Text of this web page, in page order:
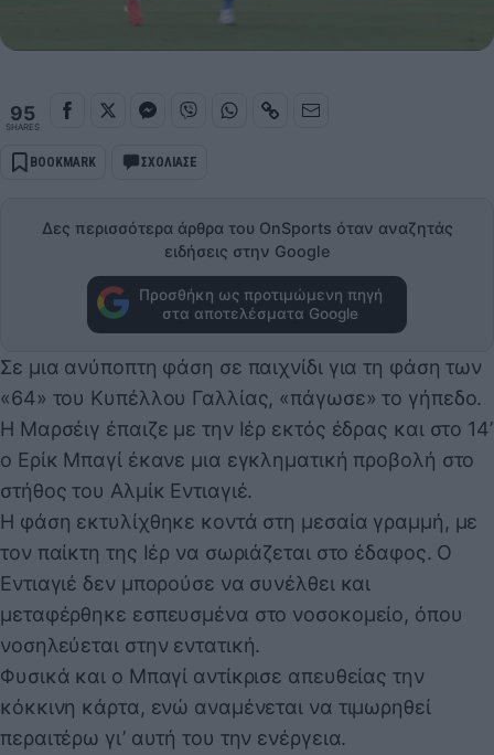
95
SHARES
BOOKMARK ΣΧΟΛΙΑΣΕ
Δες περισσότερα άρθρα του OnSports όταν αναζητάς
ειδήσεις στην Google
Προσθήκη ως προτιμώμενη πηγή
στα αποτελέσματα Google
Σε μια ανύποπτη φάση σε παιχνίδι για τη φάση των
«64» του Κυπέλλου Γαλλίας, «πάγωσε» το γήπεδο.
Η Μαρσέιγ έπαιζε με την Ιέρ εκτός έδρας και στο 14’
ο Ερίκ Μπαγί έκανε μια εγκληματική προβολή στο
στήθος του Αλμίκ Εντιαγιέ.
Η φάση εκτυλίχθηκε κοντά στη μεσαία γραμμή, με
τον παίκτη της Ιέρ να σωριάζεται στο έδαφος. Ο
Εντιαγιέ δεν μπορούσε να συνέλθει και
μεταφέρθηκε εσπευσμένα στο νοσοκομείο, όπου
νοσηλεύεται στην εντατική.
Φυσικά και ο Μπαγί αντίκρισε απευθείας την
κόκκινη κάρτα, ενώ αναμένεται να τιμωρηθεί
περαιτέρω γι’ αυτή του την ενέργεια.